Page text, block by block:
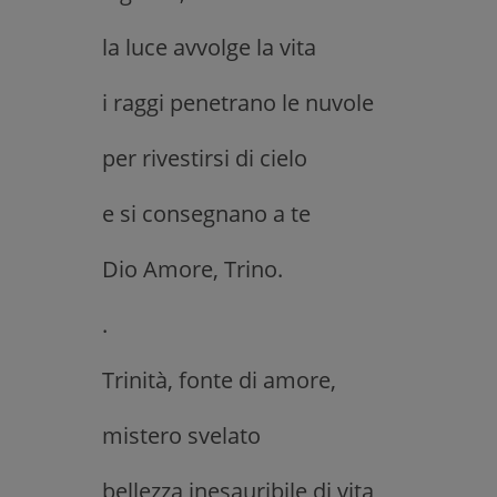
la luce avvolge la vita
i raggi penetrano le nuvole
per rivestirsi di cielo
e si consegnano a te
Dio Amore, Trino.
.
Trinità, fonte di amore,
mistero svelato